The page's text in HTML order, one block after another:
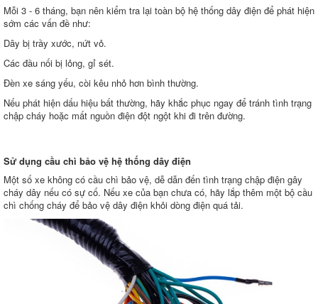
Mỗi 3 - 6 tháng, bạn nên kiểm tra lại toàn bộ hệ thống dây điện để phát hiện
sớm các vấn đề như:
Dây bị trầy xước, nứt vỏ.
Các đầu nối bị lỏng, gỉ sét.
Đèn xe sáng yếu, còi kêu nhỏ hơn bình thường.
Nếu phát hiện dấu hiệu bất thường, hãy khắc phục ngay để tránh tình trạng
chập cháy hoặc mất nguồn điện đột ngột khi đi trên đường.
Sử dụng cầu chì bảo vệ hệ thống dây điện
Một số xe không có cầu chì bảo vệ, dễ dẫn đến tình trạng chập điện gây
cháy dây nếu có sự cố. Nếu xe của bạn chưa có, hãy lắp thêm một bộ cầu
chì chống cháy để bảo vệ dây điện khỏi dòng điện quá tải.